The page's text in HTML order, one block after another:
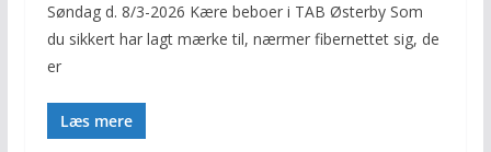
Søndag d. 8/3-2026 Kære beboer i TAB Østerby Som
du sikkert har lagt mærke til, nærmer fibernettet sig, de
er
Læs mere